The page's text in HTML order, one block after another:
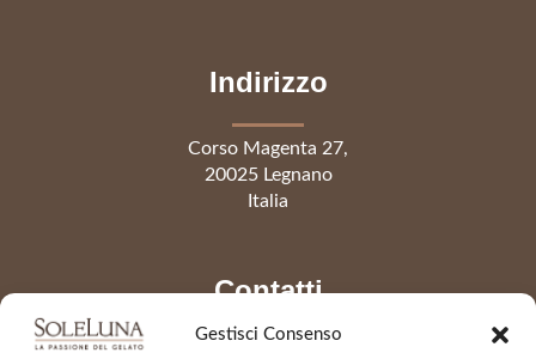
Gestisci Consenso
Indirizzo
Corso Magenta 27,
20025 Legnano
Italia
Contatti